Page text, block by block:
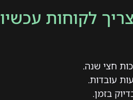
לקוחות עכשיו
חצי שנה.
עובדות.
בזמן.